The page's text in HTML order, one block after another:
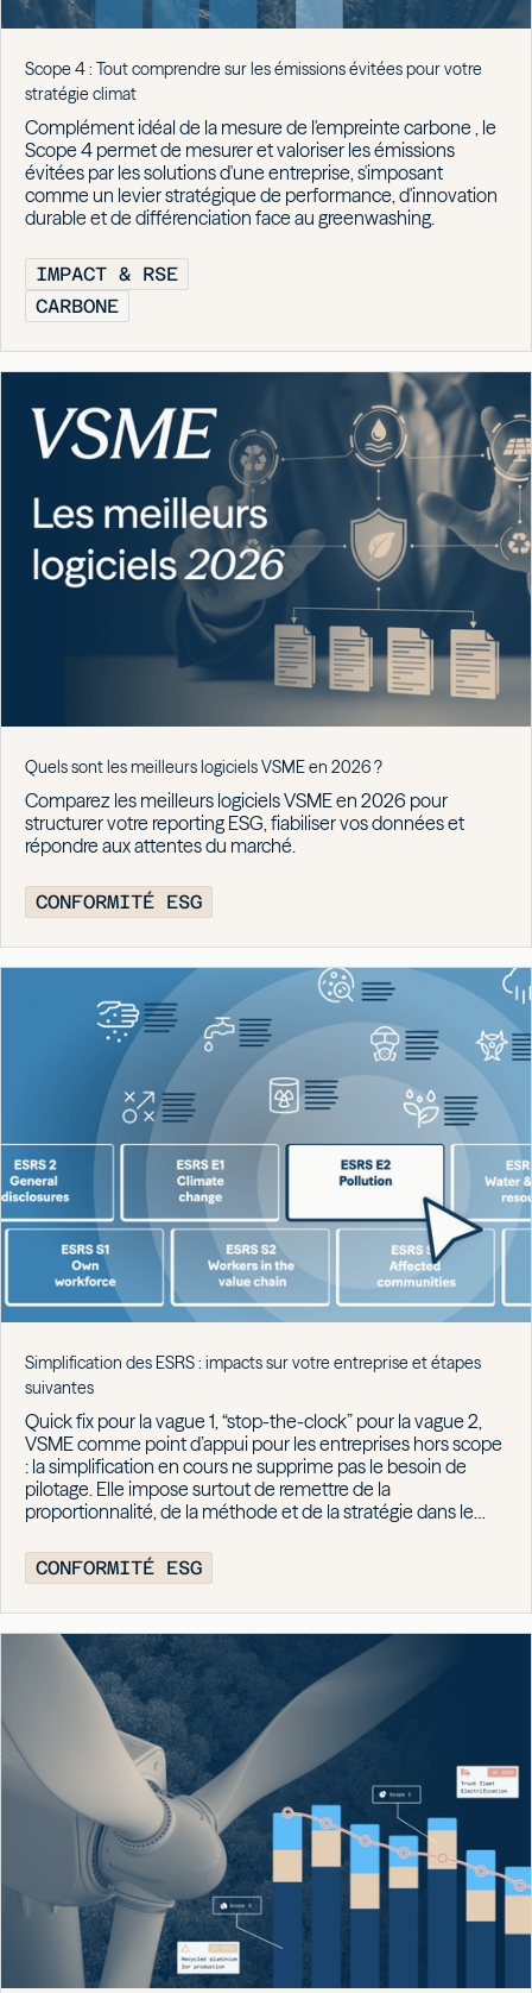
Scope 4 : Tout comprendre sur les émissions évitées pour votre
stratégie climat
Complément idéal de la mesure de l'empreinte carbone , le
Scope 4 permet de mesurer et valoriser les émissions
évitées par les solutions d'une entreprise, s'imposant
comme un levier stratégique de performance, d'innovation
durable et de différenciation face au greenwashing.
IMPACT & RSE
CARBONE
Quels sont les meilleurs logiciels VSME en 2026 ?
Comparez les meilleurs logiciels VSME en 2026 pour
structurer votre reporting ESG, fiabiliser vos données et
répondre aux attentes du marché.
CONFORMITÉ ESG
Simplification des ESRS : impacts sur votre entreprise et étapes
suivantes
Quick fix pour la vague 1, “stop-the-clock” pour la vague 2,
VSME comme point d’appui pour les entreprises hors scope
: la simplification en cours ne supprime pas le besoin de
pilotage. Elle impose surtout de remettre de la
proportionnalité, de la méthode et de la stratégie dans le
CONFORMITÉ ESG